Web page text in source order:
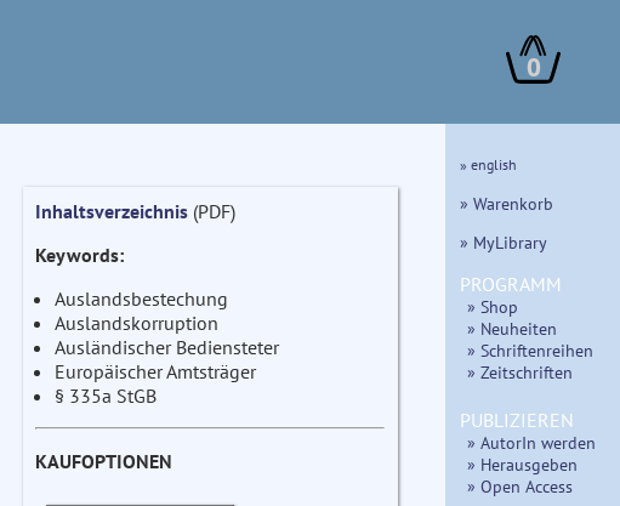
0
Inhaltsverzeichnis(PDF)
Keywords:
Auslandsbestechung
Auslandskorruption
Ausländischer Bediensteter
Europäischer Amtsträger
§ 335a StGB
KAUFOPTIONEN
» english
» Warenkorb
» MyLibrary
PROGRAMM
» Shop
» Neuheiten
» Schriftenreihen
» Zeitschriften
PUBLIZIEREN
» AutorIn werden
» Herausgeben
» Open Access